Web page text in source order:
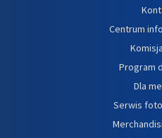
Centrum
Program
Dla
Serwis